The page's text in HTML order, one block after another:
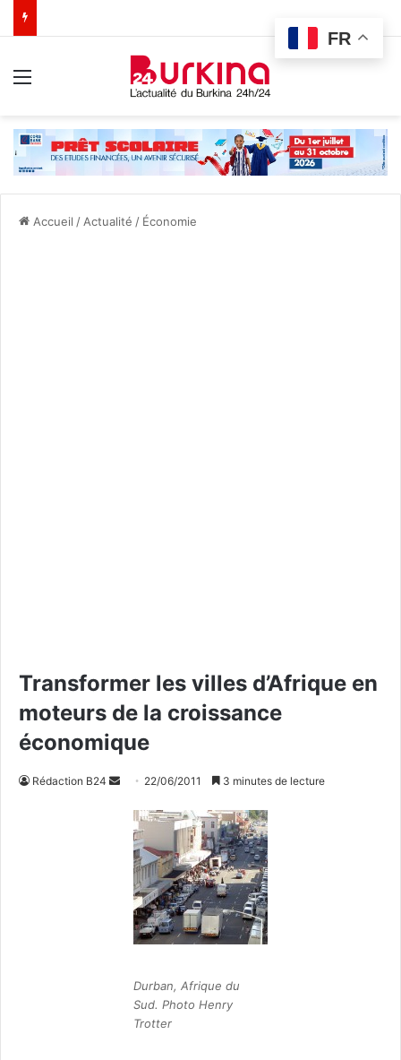
Accueil / Actualité / Économie
Transformer les villes d’Afrique en
moteurs de la croissance
économique
Rédaction B24 22/06/2011 3 minutes de lecture
Durban, Afrique du
Sud. Photo Henry
Trotter
FR